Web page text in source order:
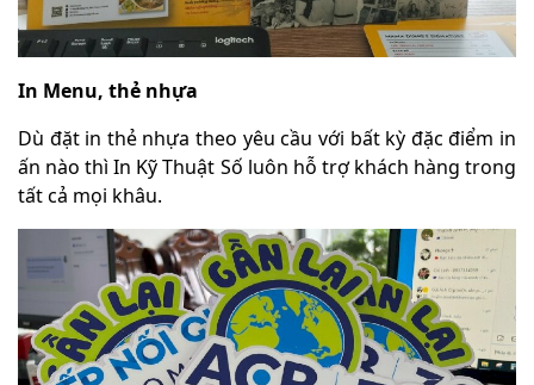
In Menu, thẻ nhựa
Dù đặt in thẻ nhựa theo yêu cầu với bất kỳ đặc điểm in
ấn nào thì In Kỹ Thuật Số luôn hỗ trợ khách hàng trong
tất cả mọi khâu.